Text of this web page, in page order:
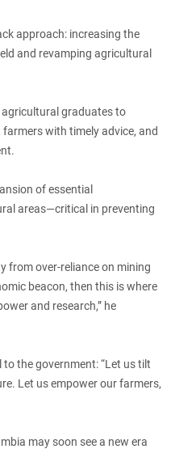
approach: increasing the
and revamping agricultural
agricultural graduates to
with timely advice, and
of essential
areas—critical in preventing
from over-reliance on mining
beacon, then this is where
and research,” he
the government: “Let us tilt
Let us empower our farmers,
may soon see a new era